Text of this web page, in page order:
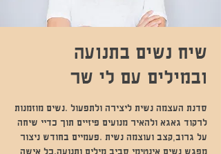
שיח נשים בתנועה
ובמילים עם לי שר
סדנת העצמה נשית ליצירה ולתפעול .נשים מוזמנות
לרקוד גאגא ולהאיר מנועים פיזיים תוך כדיי שיחה
על גרוב,קצב ועוצמה נשית .פעמיים בחודש ניצור
מפגש נשים אינטימי סביב מילים ותנועה.כל אישה